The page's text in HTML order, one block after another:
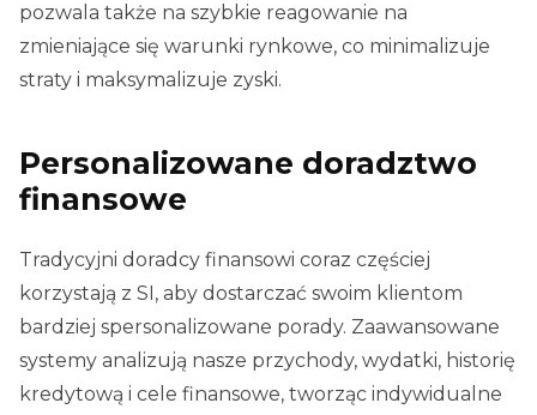
pozwala także na szybkie reagowanie na
zmieniające się warunki rynkowe, co minimalizuje
straty i maksymalizuje zyski.
Personalizowane doradztwo
finansowe
Tradycyjni doradcy finansowi coraz częściej
korzystają z SI, aby dostarczać swoim klientom
bardziej spersonalizowane porady. Zaawansowane
systemy analizują nasze przychody, wydatki, historię
kredytową i cele finansowe, tworząc indywidualne